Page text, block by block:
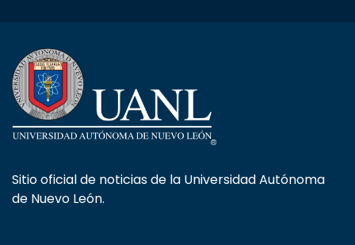
Sitio oficial de noticias de la Universidad Autónoma
de Nuevo León.